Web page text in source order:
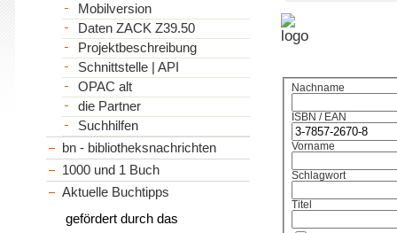
Nachname
ISBN / EAN
Vorname
Schlagwort
Titel
Mobilversion
Daten ZACK Z39.50
Projektbeschreibung
Schnittstelle | API
OPAC alt
die Partner
Suchhilfen
bn - bibliotheksnachrichten
1000 und 1 Buch
Aktuelle Buchtipps
gefördert durch das